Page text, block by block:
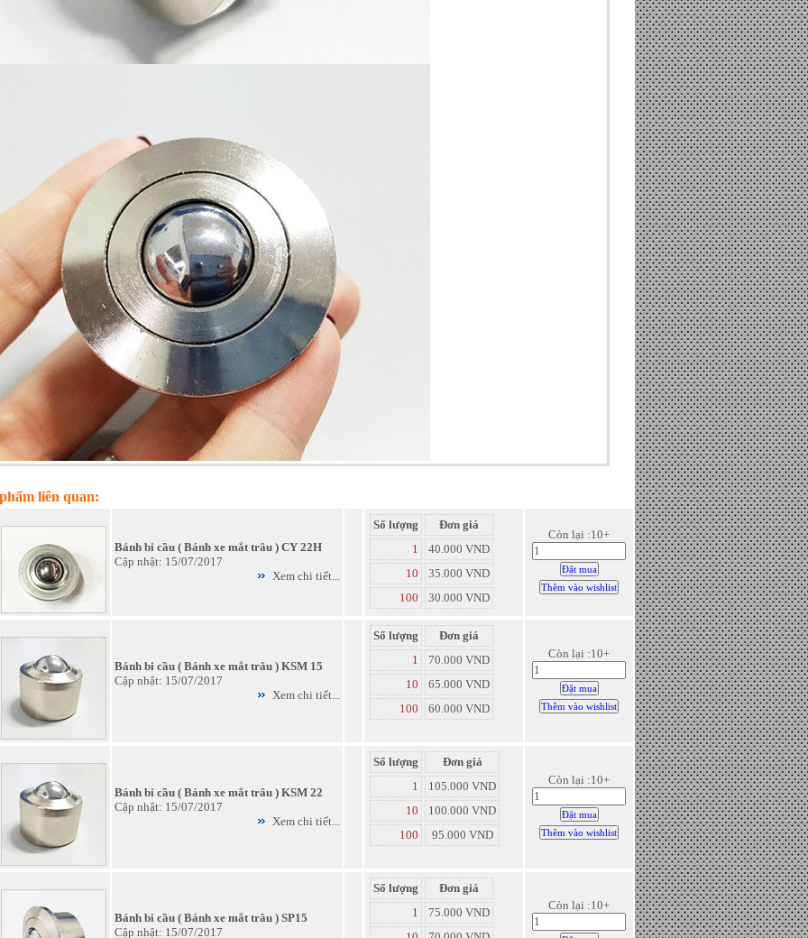
liên quan:
Bánh bi cầu ( Bánh xe mắt trâu ) CY 22H
Cập nhật: 15/07/2017
Xem chi tiết...
Số lượng
Đơn giá
1
40.000 VND
10
35.000 VND
100
30.000 VND
Còn lại :10+
Bánh bi cầu ( Bánh xe mắt trâu ) KSM 15
Cập nhật: 15/07/2017
Xem chi tiết...
Số lượng
Đơn giá
1
70.000 VND
10
65.000 VND
100
60.000 VND
Còn lại :10+
Bánh bi cầu ( Bánh xe mắt trâu ) KSM 22
Cập nhật: 15/07/2017
Xem chi tiết...
Số lượng
Đơn giá
1
105.000 VND
10
100.000 VND
100
95.000 VND
Còn lại :10+
Bánh bi cầu ( Bánh xe mắt trâu ) SP15
Cập nhật: 15/07/2017
Số lượng
Đơn giá
1
75.000 VND
Còn lại :10+